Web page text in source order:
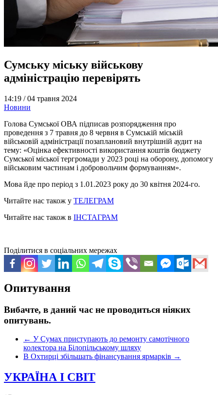
Сумську міську військову
адміністрацію перевірять
14:19 /04 травня 2024
Новини
Голова Сумської ОВА підписав розпорядження про
проведення з 7 травня до 8 червня в Сумській міській
військовій адміністрації позаплановий внутрішній аудит на
тему: «Оцінка ефективності використання коштів бюджету
Сумської міської тергромади у 2023 році на оборону, допомогу
військовим частинам і добровольчим формуванням».
Мова йде про період з 1.01.2023 року до 30 квітня 2024-го.
Читайте нас також у ТЕЛЕГРАМ
Читайте нас також в ІНСТАГРАМ
Поділитися в соціальних мережах
Опитування
Вибачте, в даний час не проводиться ніяких
опитувань.
← У Сумах приступають до ремонту самотічного
колектора на Білопільському шляху
В Охтирці збільшать фінансування ярмарків →
УКРАЇНА І СВІТ